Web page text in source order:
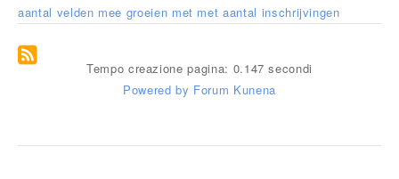
aantal velden mee groeien met met aantal inschrijvingen
Tempo creazione pagina: 0.147 secondi
Powered by Forum Kunena